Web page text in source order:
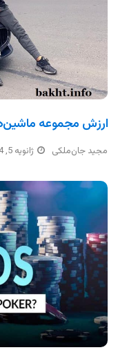
ارزش مجموعه
مجید جان‌ملکی ژانویه 5, 2024